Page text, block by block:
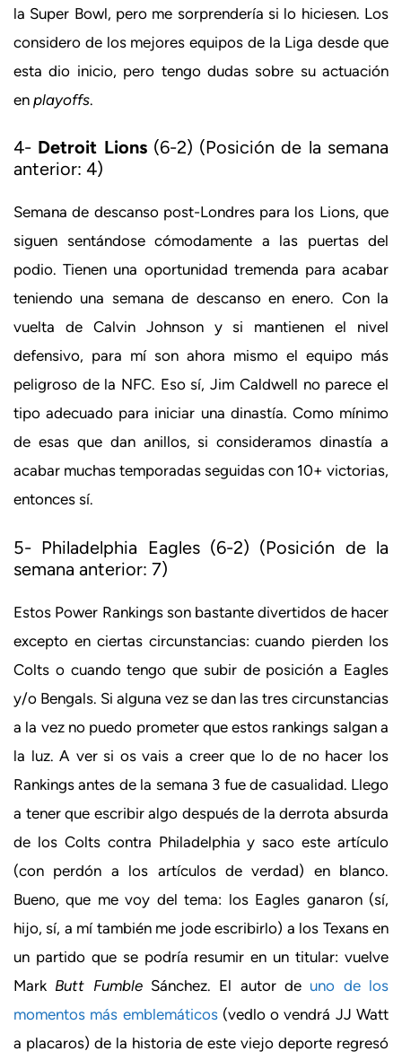
la Super Bowl, pero me sorprendería si lo hiciesen. Los
considero de los mejores equipos de la Liga desde que
esta dio inicio, pero tengo dudas sobre su actuación
en playoffs.
4- Detroit Lions(6-2) (Posición de la semana
anterior: 4)
Semana de descanso post-Londres para los Lions, que
siguen sentándose cómodamente a las puertas del
podio. Tienen una oportunidad tremenda para acabar
teniendo una semana de descanso en enero. Con la
vuelta de Calvin Johnson y si mantienen el nivel
defensivo, para mí son ahora mismo el equipo más
peligroso de la NFC. Eso sí, Jim Caldwell no parece el
tipo adecuado para iniciar una dinastía. Como mínimo
de esas que dan anillos, si consideramos dinastía a
acabar muchas temporadas seguidas con 10+ victorias,
entonces sí.
5- Philadelphia Eagles (6-2) (Posición de la
semana anterior: 7)
Estos Power Rankings son bastante divertidos de hacer
excepto en ciertas circunstancias: cuando pierden los
Colts o cuando tengo que subir de posición a Eagles
y/o Bengals. Si alguna vez se dan las tres circunstancias
a la vez no puedo prometer que estos rankings salgan a
la luz. A ver si os vais a creer que lo de no hacer los
Rankings antes de la semana 3 fue de casualidad. Llego
a tener que escribir algo después de la derrota absurda
de los Colts contra Philadelphia y saco este artículo
(con perdón a los artículos de verdad) en blanco.
Bueno, que me voy del tema: los Eagles ganaron (sí,
hijo, sí, a mí también me jode escribirlo) a los Texans en
un partido que se podría resumir en un titular: vuelve
Mark Butt FumbleSánchez. El autor de uno de los
momentos más emblemáticos(vedlo o vendrá JJ Watt
a placaros) de la historia de este viejo deporte regresó